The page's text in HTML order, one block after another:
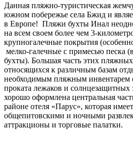
Данная пляжно-туристическая
южном побережье села Бжид и
в Европе! Пляжи бухты Инал
на всем своем более чем 3-
крупногалечные покрытия
мелко-галечные с примесью песка
бухты). Большая часть этих
относящихся к различным базам
необходимым пляжным инвентарем
проката лежаков и солнцезащитных
хорошо оформлена центральная
районе отеля «Парус», которая
общепитовскими и ночными
аттракционы и торговые палатки.